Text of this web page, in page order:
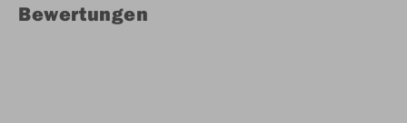
Bewertungen